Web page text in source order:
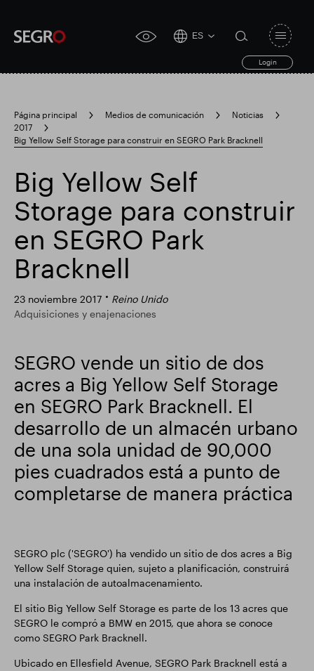
accessibility
ES
Login
search
form
search
Search
for
Claro
Búsqueda popular
Responsable SEGRO Finca comercial Slough
Resultados financieros
toggle
Página principal Medios de comunicación
Noticias
2017
Big Yellow Self Storage para construir en SEGRO Park Bracknell
Big Yellow Self
Storage para construir
en SEGRO Park
Bracknell
23 noviembre 2017
Reino Unido
Adquisiciones y enajenaciones
SEGRO vende un sitio de dos
acres a Big Yellow Self Storage
en SEGRO Park Bracknell. El
desarrollo de un almacén urbano
de una sola unidad de 90,000
pies cuadrados está a punto de
completarse de manera práctica
SEGRO plc ('SEGRO') ha vendido un sitio de dos acres a Big
Yellow Self Storage quien, sujeto a planificación, construirá
una instalación de autoalmacenamiento.
El sitio Big Yellow Self Storage es parte de los 13 acres que
SEGRO le compró a BMW en 2015, que ahora se conoce
como SEGRO Park Bracknell.
Ubicado en Ellesfield Avenue, SEGRO Park Bracknell está a